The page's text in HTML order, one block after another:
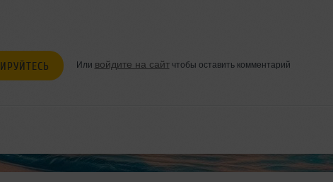
Или войдите на сайтчтобы оставить комментарий